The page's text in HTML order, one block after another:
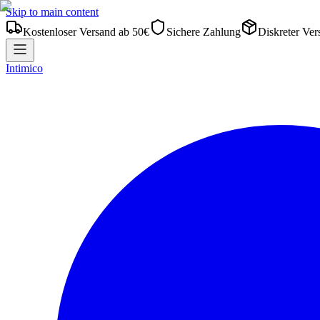
Skip to main content
Kostenloser Versand ab 50€
Sichere Zahlung Diskreter
Intimico